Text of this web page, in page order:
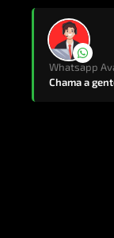
Whatsapp
Chama a